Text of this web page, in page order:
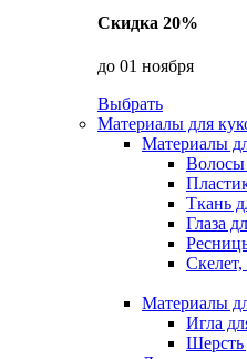
Скидка 20%
до 01 ноября
Выбрать
Материалы для
Материалы
Волосы
Ткань
Глаза
Материалы
Игла
Шерсть